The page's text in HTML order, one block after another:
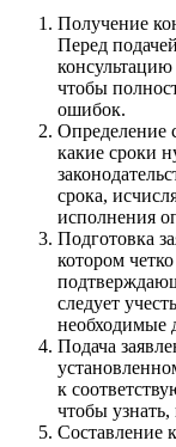
Получение
Перед
чтобы
ошибок.
Определение
какие сроки
срока,
исполнения
Подготовка
котором
следует
необходимые
Подача
к
чтобы узнать,
Составление